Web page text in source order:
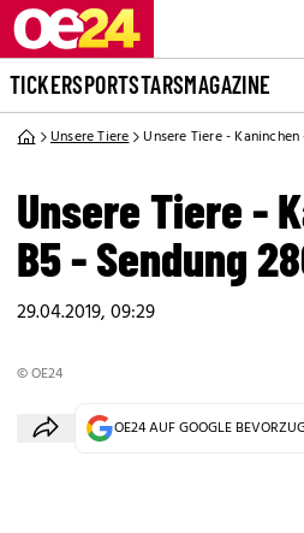
TICKERSPORTSTARSMAGAZINE
Unsere Tiere Unsere Tiere -
Unsere Tiere -
B5 - Sendung
29.04.2019, 09:29
© OE24
OE24 AUF GOOGLE